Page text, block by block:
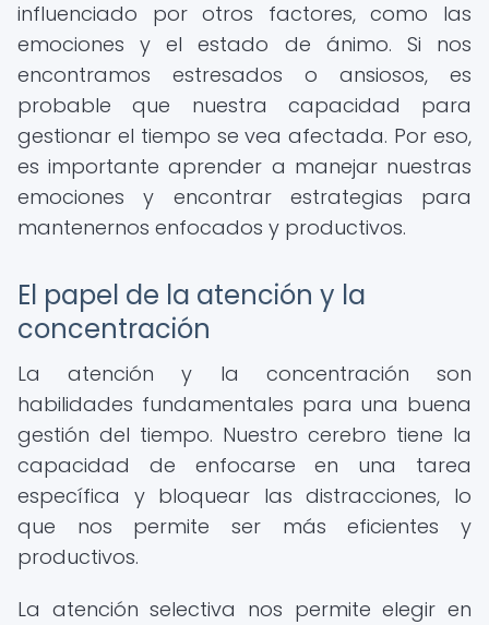
influenciado por otros factores, como las
emociones y el estado de ánimo. Si nos
encontramos estresados o ansiosos, es
probable que nuestra capacidad para
gestionar el tiempo se vea afectada. Por eso,
es importante aprender a manejar nuestras
emociones y encontrar estrategias para
mantenernos enfocados y productivos.
El papel de la atención y la
concentración
La atención y la concentración son
habilidades fundamentales para una buena
gestión del tiempo. Nuestro cerebro tiene la
capacidad de enfocarse en una tarea
específica y bloquear las distracciones, lo
que nos permite ser más eficientes y
productivos.
La atención selectiva nos permite elegir en